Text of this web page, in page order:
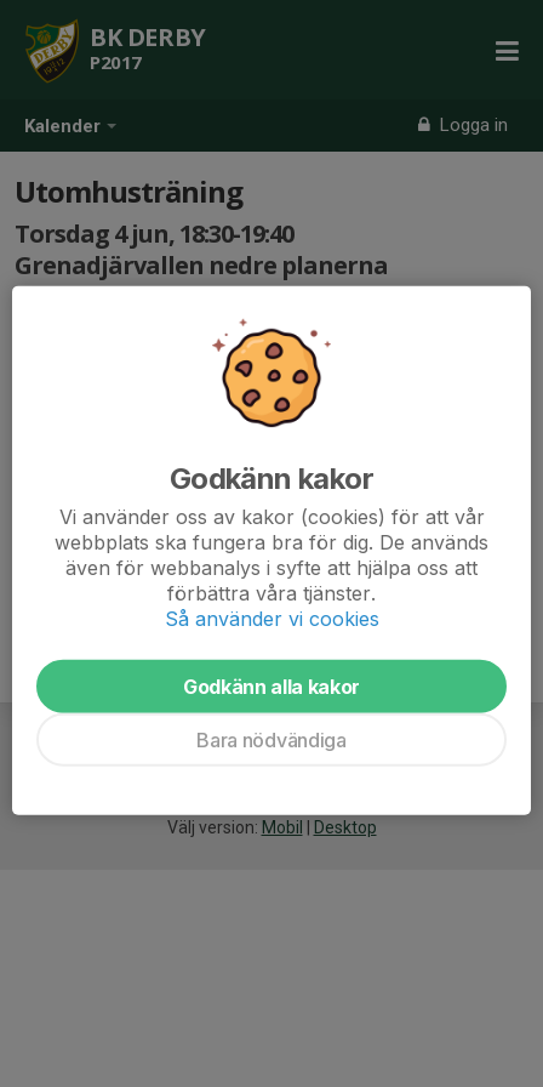
Kalender Logga in
BK DERBY
P2017
Utomhusträning
Torsdag 4 jun, 18:30-19:40
Grenadjärvallen nedre planerna
Välj version: Mobil Desktop
Godkänn kakor
Vi använder oss av kakor (cookies) för att vår
webbplats ska fungera bra för dig. De används
även för webbanalys i syfte att hjälpa oss att
förbättra våra tjänster.
Så använder vi cookies
Godkänn alla kakor
Bara nödvändiga